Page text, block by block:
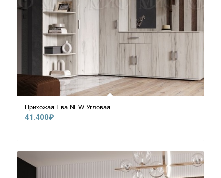
Прихожая Ева NEW Угловая
41.400₽